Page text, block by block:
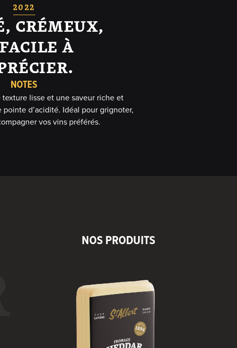
2022
CRÉMEUX,
À
NOTES
lisse et une saveur riche et
d’acidité. Idéal pour grignoter,
vos vins préférés.
NOS PRODUITS